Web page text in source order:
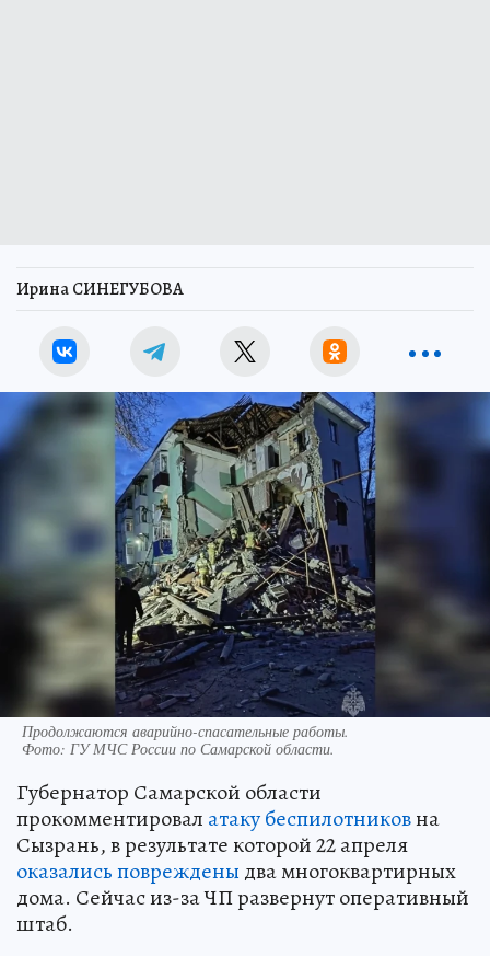
Ирина СИНЕГУБОВА
Продолжаются аварийно-спасательные работы.
Фото: ГУ МЧС России по Самарской области.
Губернатор Самарской области
прокомментировал атаку беспилотниковна
Сызрань, в результате которой 22 апреля
оказались повреждены два многоквартирных
дома. Сейчас из-за ЧП развернут оперативный
штаб.